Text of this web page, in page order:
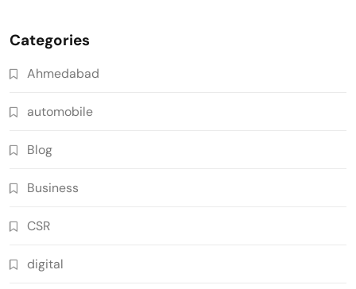
Categories
Ahmedabad
automobile
Blog
Business
CSR
digital